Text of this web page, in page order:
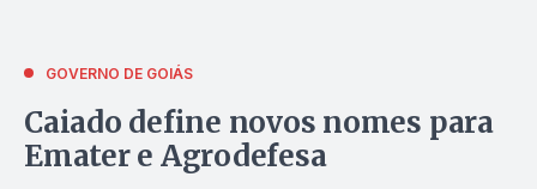
GOVERNO DE GOIÁS
Caiado define novos nomes para
Emater e Agrodefesa